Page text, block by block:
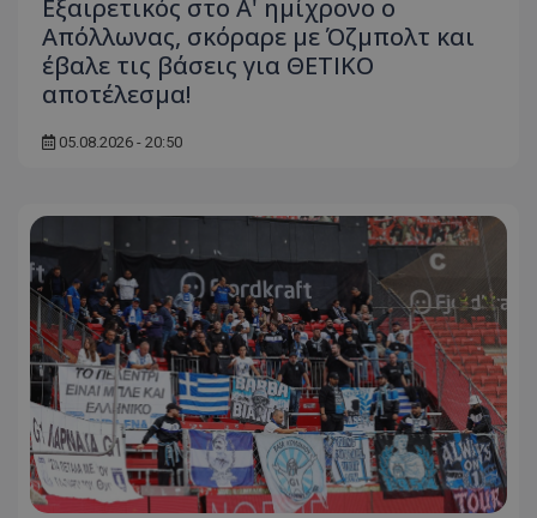
Εξαιρετικός στο Α' ημίχρονο ο
Απόλλωνας, σκόραρε με Όζμπολτ και
έβαλε τις βάσεις για ΘΕΤΙΚΟ
αποτέλεσμα!
05.08.2026 - 20:50